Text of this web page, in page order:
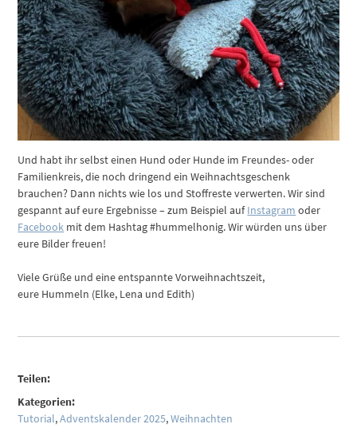
Und habt ihr selbst einen Hund oder Hunde im Freundes- oder
Familienkreis, die noch dringend ein Weihnachtsgeschenk
brauchen? Dann nichts wie los und Stoffreste verwerten. Wir sind
gespannt auf eure Ergebnisse – zum Beispiel aufInstagram oder
Facebook mit dem Hashtag #hummelhonig. Wir würden uns über
eure Bilder freuen!
Viele Grüße und eine entspannte Vorweihnachtszeit,
eure Hummeln (Elke, Lena und Edith)
Teilen:
Kategorien:
Tutorial,Adventskalender 2025,Weihnachten